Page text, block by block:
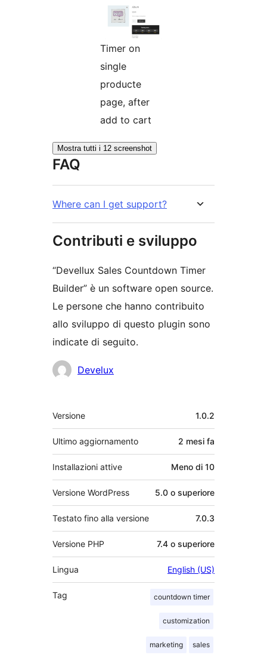
Timer on
single
producte
page, after
add to cart
Mostra tutti i 12 screenshot
FAQ
Where can I get support?
Contributi e sviluppo
“Devellux Sales Countdown Timer
Builder” è un software open source.
Le persone che hanno contribuito
allo sviluppo di questo plugin sono
indicate di seguito.
Collaboratori
Develux
Meta
Versione 1.0.2
Ultimo aggiornamento 2 mesi fa
Installazioni attive Meno di 10
Versione WordPress 5.0 o superiore
Testato fino alla versione 7.0.3
Versione PHP 7.4 o superiore
Lingua English (US)
Tag countdown timer
customization
marketing sales